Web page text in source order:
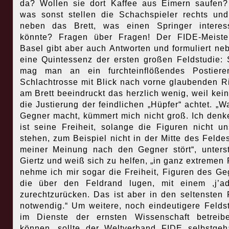
da? Wollen sie dort Kaffee aus Eimern
was sonst stellen die Schachspieler rechts
neben das Brett, was einen Springer
könnte? Fragen über Fragen! Der FIDE-
Basel gibt aber auch Antworten und formuliert
eine Quintessenz der ersten großen Feldstudie:
mag man an ein furchteinflößendes
Schlachtrosse mit Blick nach vorne glaubenden
am Brett beeindruckt das herzlich wenig, weil
die Justierung der feindlichen „Hüpfer“ achtet.
Gegner macht, kümmert mich nicht groß. Ich
ist seine Freiheit, solange die Figuren nicht
stehen, zum Beispiel nicht in der Mitte des
meiner Meinung nach den Gegner stört“,
Giertz und weiß sich zu helfen, „in ganz extremen
nehme ich mir sogar die Freiheit, Figuren des
die über den Feldrand lugen, mit einem
zurechtzurücken. Das ist aber in den seltensten
notwendig.“ Um weitere, noch eindeutigere
im Dienste der ernsten Wissenschaft